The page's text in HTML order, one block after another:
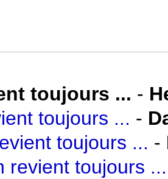
toujours ... -
toujours ... -
toujours ... -
revient toujours ...